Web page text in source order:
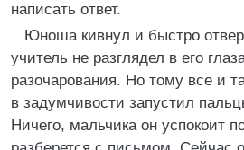
написать ответ.
Юноша кивнул и быстро
учитель не разглядел в его
разочарования. Но тому все и
в задумчивости запустил
Ничего, мальчика он успокоит